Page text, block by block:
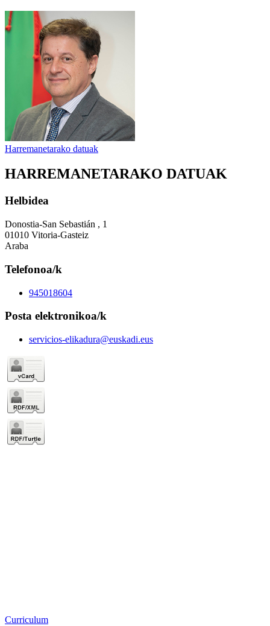
Harremanetarako datuak
HARREMANETARAKO DATUAK
Helbidea
Donostia-San Sebastián , 1
01010 Vitoria-Gasteiz
Araba
Telefonoa/k
945018604
Posta elektronikoa/k
servicios-elikadura@euskadi.eus
Curriculum